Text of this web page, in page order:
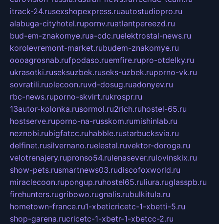
itrack-24.rusexshopexpress.ruautostudiopro.ru
alabuga-cityhotel.rupornv.ruatlantpereezd.ru
bud-em-znakomye.rua-cdc.ruelektrostal-news.ru
korolevremont-market.rubudem-znakomye.ru
oooagrosnab.rufpodaso.ruemfire.rupro-otdelky.ru
ukrasotki.ruseksuzbek.ruseks-uzbek.ruporno-vk.ru
sovratili.ruolecoon.ruvd-dosug.ruadonyev.ru
rbc-news.ruporno-skvirt.rukrospr.ru
13autor-kolonka.rusormol.ru2rich.ruhostel-65.ru
hostserve.ruporno-na-russkom.rumishinlab.ru
neznobi.rubigfatcc.ruhabble.rustarbucksvia.ru
delfinet.rusilvernano.ruelestal.ruvektor-doroga.ru
velotrenajery.rupronso54.rulenasever.rulovinskix.ru
show-pets.rusmartnews03.rudiscofoxworld.ru
miraclecoon.rupongup.ruhostel65.ruliura.ruglasspb.ru
firehunters.rugribowo.rugnalis.rubulkitula.ru
hometown-france.ru1-xbeticricetc-1-xbetti-5.ru
shop-garena.rucricetc-1-xbetr-1-xbetcc-2.ru